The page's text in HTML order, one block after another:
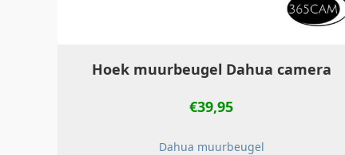
Hoek muurbeugel Dahua camera
€39,95
Dahua muurbeugel